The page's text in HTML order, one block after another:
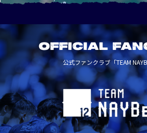
OFFICIAL
公式ファンクラブ「TEAM